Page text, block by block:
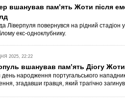
вшанував пам’ять Жоти після
Ліверпуля повернувся на рідний стадіон
екс-одноклубнику.
2025, 22:22
вшанував пам’ять Діогу Жоти
народження португальського
згадавши гравця, який трагічно загинув